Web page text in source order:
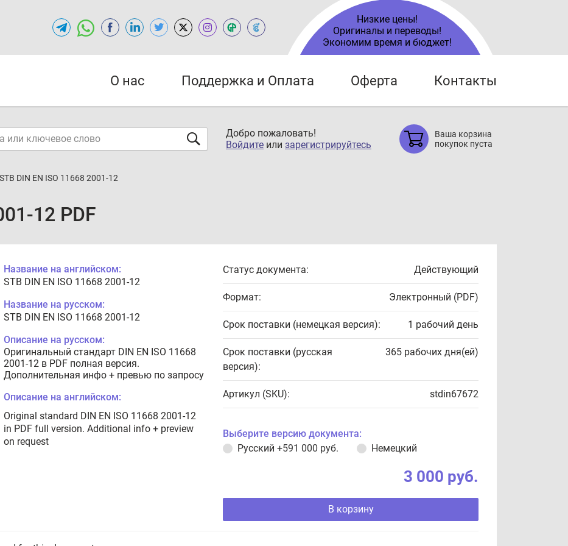
Низкие цены!
Оригиналы и переводы!
Экономим время и бюджет!
О нас Поддержка и Оплата Оферта Контакты
Добро пожаловать!
Войдите или зарегистрируйтесь
Ваша корзина
покупок пуста
STB DIN EN ISO 11668 2001-12
12 PDF
Название на английском:
STB DIN EN ISO 11668 2001-12
Название на русском:
STB DIN EN ISO 11668 2001-12
Описание на русском:
Оригинальный стандарт DIN EN ISO 11668
2001-12 в PDF полная версия.
Дополнительная инфо + превью по запросу
Описание на английском:
Original standard DIN EN ISO 11668 2001-12
in PDF full version. Additional info + preview
on request
Статус документа: Действующий
Формат: Электронный (PDF)
Срок поставки (немецкая версия): 1 рабочий день
Срок поставки (русская
версия):
365 рабочих дня(ей)
Артикул (SKU): stdin67672
Выберите версию документа:
Русский +591 000 руб. Немецкий
3 000 руб.
В корзину